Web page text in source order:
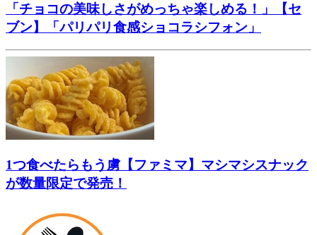
「チョコの美味しさがめっちゃ楽しめる！」【セ
ブン】「パリパリ食感ショコラシフォン」
1つ食べたらもう虜【ファミマ】マシマシスナック
が数量限定で発売！